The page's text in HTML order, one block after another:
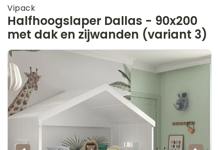
Vipack
Halfhoogslaper Dallas - 90x200
met dak en zijwanden (variant 3)